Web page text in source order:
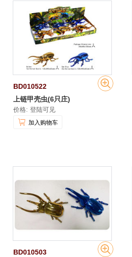
BD010522
上链甲壳虫(6只庄)
价格: 登陆可见
加入购物车
BD010503